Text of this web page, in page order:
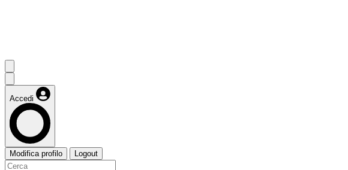
Accedi
Modifica profilo Logout